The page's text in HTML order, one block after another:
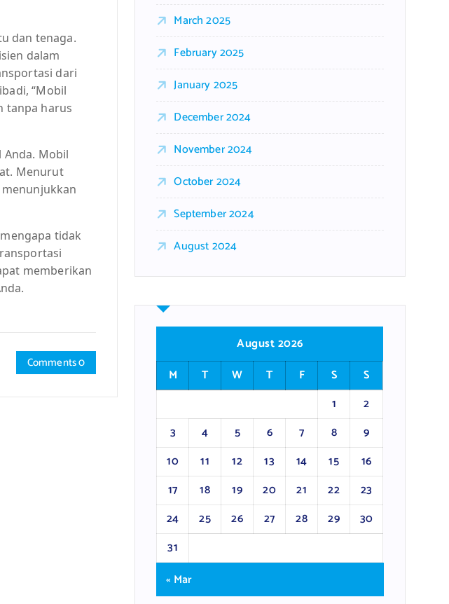
dan tenaga.
dalam
dari
“Mobil
tanpa harus
Mobil
Menurut
tidak
memberikan
Comments 0
March 2025
February 2025
January 2025
December 2024
November 2024
October 2024
September 2024
August 2024
August 2026
M
T W T F S
S
1
2
3
4 5 6 7 8
9
10
11 12 13 14 15
16
17
18 19 20 21 22
23
24
25 26 27 28 29
30
31
« Mar